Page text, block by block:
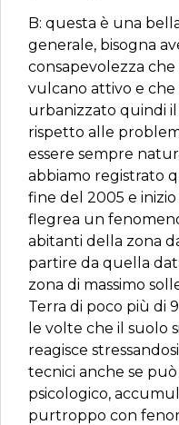
B: questa è una
generale, bisogna
consapevolezza
vulcano attivo e
urbanizzato quindi
rispetto alle
essere sempre
abbiamo registrato
fine del 2005 e inizio
flegrea un
abitanti della zona
partire da quella
zona di massimo
Terra di poco più di
le volte che il suolo
reagisce
tecnici anche se
psicologico,
purtroppo con